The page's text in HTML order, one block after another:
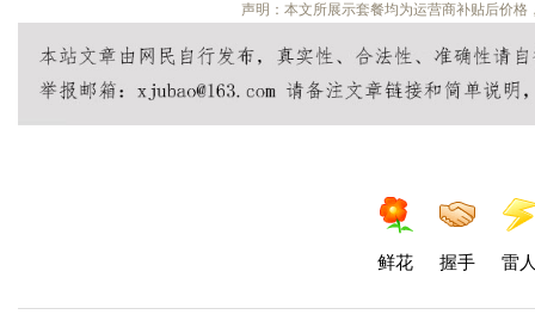
声明：本文所展示套餐均为运营商补贴后价
鲜花 握手 雷